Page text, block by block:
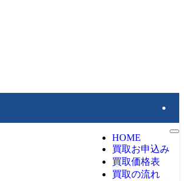
HOME
買取お申込み
買取価格表
買取の流れ